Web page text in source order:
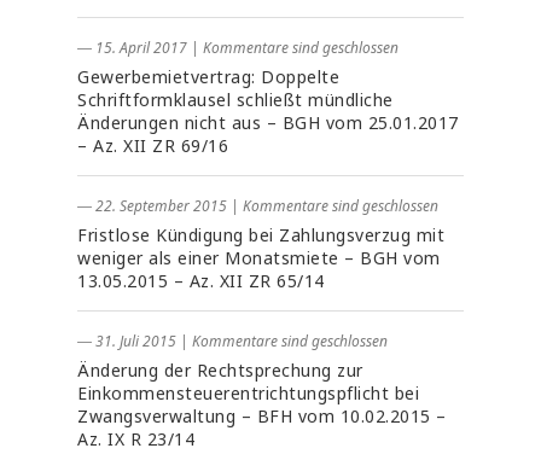
― 15. April 2017 | Kommentare sind geschlossen
Gewerbemietvertrag: Doppelte
Schriftformklausel schließt mündliche
Änderungen nicht aus – BGH vom 25.01.2017
– Az. XII ZR 69/16
― 22. September 2015 | Kommentare sind geschlossen
Fristlose Kündigung bei Zahlungsverzug mit
weniger als einer Monatsmiete – BGH vom
13.05.2015 – Az. XII ZR 65/14
― 31. Juli 2015 | Kommentare sind geschlossen
Änderung der Rechtsprechung zur
Einkommensteuerentrichtungspflicht bei
Zwangsverwaltung – BFH vom 10.02.2015 –
Az. IX R 23/14